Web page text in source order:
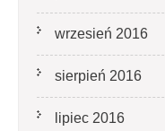
wrzesień 2016
sierpień 2016
lipiec 2016